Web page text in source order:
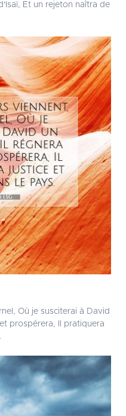
Et un rejeton naîtra de
Où je susciterai à David
prospérera, Il pratiquera